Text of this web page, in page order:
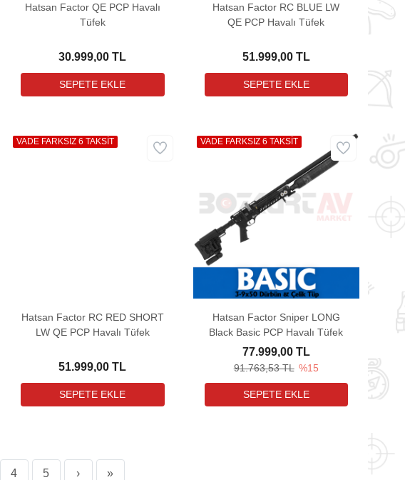
Hatsan Factor QE PCP Havalı
Tüfek
30.999,00 TL
Hatsan Factor RC BLUE LW
QE PCP Havalı Tüfek
51.999,00 TL
Hatsan Factor RC RED SHORT
LW QE PCP Havalı Tüfek
51.999,00 TL
VADE FARKSIZ 6 TAKSİT
Hatsan Factor Sniper LONG
Black Basic PCP Havalı Tüfek
91.763,53 TL %15
77.999,00 TL
VADE FARKSIZ 6 TAKSİT
4 5 › »